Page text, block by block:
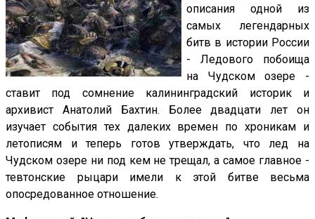
описания одной из
самых легендарных
битв в истории России
- Ледового побоища
на Чудском озере -
ставит под сомнение калининградский историк и
архивист Анатолий Бахтин. Более двадцати лет он
изучает события тех далеких времен по хроникам и
летописям и теперь готов утверждать, что лед на
Чудском озере ни под кем не трещал, а самое главное -
тевтонские рыцари имели к этой битве весьма
опосредованное отношение.